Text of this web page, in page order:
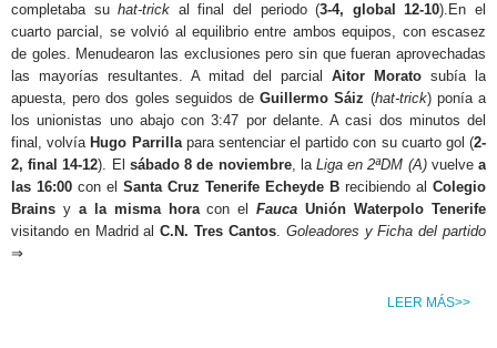
completaba suhat-trick al final del periodo (3-4, global 12-10).En el
cuarto parcial, se volvió al equilibrio entre ambos equipos, con escasez
de goles. Menudearon las exclusiones pero sin que fueran aprovechadas
las mayorías resultantes. A mitad del parcial Aitor Morato subía la
apuesta, pero dos goles seguidos deGuillermo Sáiz (hat-trick) ponía a
los unionistas uno abajo con 3:47 por delante. A casi dos minutos del
final, volvía Hugo Parrillapara sentenciar el partido con su cuarto gol (2-
2, final 14-12). El sábado 8 de noviembre, la Liga en 2ªDM (A)vuelvea
las 16:00 con el Santa Cruz Tenerife Echeyde B recibiendo al Colegio
Brains y a la misma horacon elFauca Unión Waterpolo Tenerife
visitando en Madrid alC.N. Tres Cantos. Goleadores y Ficha del partido
⇒
LEER MÁS>>